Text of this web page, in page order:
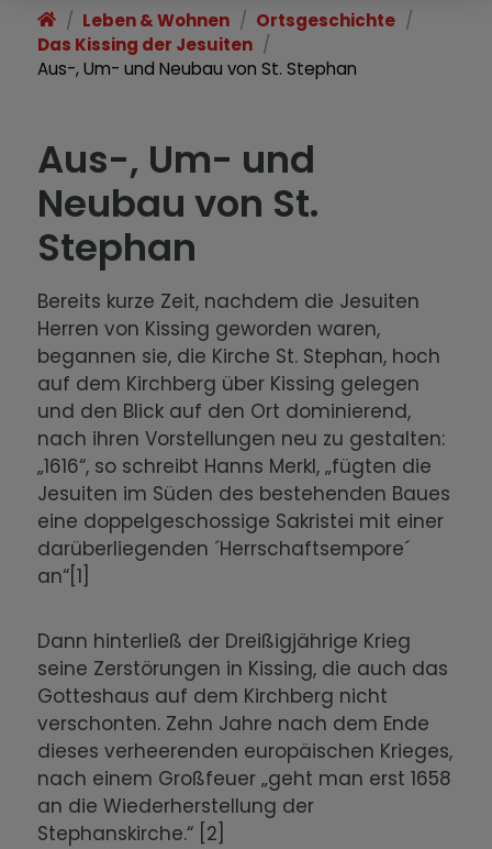
Erwähnung.
Das Kissing der Augsburger
Augsburg, Kissing und die Reformation
Kirchen in Kissing: Die Augsburger
Bischöfe und die Kirche St. Stephan
Das Kissing der Jesuiten
Kissing und sein berühmter und
umstrittener Held, der „deutsche
Robin Hood“
Zwischen Verharren und Aufbruch:
Das 19. Jahrhundert
Der Wandel im 20. Jahrhundert
Integration und Glaube
Leben & Wohnen
Ortsgeschichte
Das Kissing der Jesuiten
Aus-, Um- und Neubau von St. Stephan
Aus-, Um- und
Neubau von St.
Stephan
Bereits kurze Zeit, nachdem die Jesuiten
Herren von Kissing geworden waren,
begannen sie, die Kirche St. Stephan, hoch
auf dem Kirchberg über Kissing gelegen
und den Blick auf den Ort dominierend,
nach ihren Vorstellungen neu zu gestalten:
„1616“, so schreibt Hanns Merkl, „fügten die
Jesuiten im Süden des bestehenden Baues
eine doppelgeschossige Sakristei mit einer
darüberliegenden ´Herrschaftsempore´
an“[1]
Dann hinterließ der Dreißigjährige Krieg
seine Zerstörungen in Kissing, die auch das
Gotteshaus auf dem Kirchberg nicht
verschonten. Zehn Jahre nach dem Ende
dieses verheerenden europäischen Krieges,
nach einem Großfeuer „geht man erst 1658
an die Wiederherstellung der
Stephanskirche.“ [2]